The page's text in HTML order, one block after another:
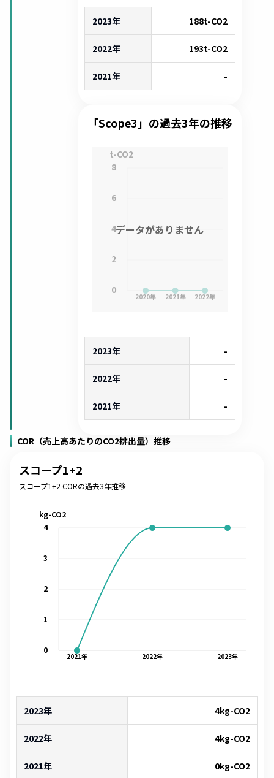
2023年 188t-CO2
2022年 193t-CO2
2021年 -
「Scope3」の過去3年の推移
2020年 2021年 2022年
0
2
4
6
8
t-CO2
データがありません
2023年 -
2022年 -
2021年 -
COR（売上高あたりのCO2排出量）推移
スコープ1+2
スコープ1+2 CORの過去3年推移
2021年 2022年 2023年
0
1
2
3
4
kg-CO2
2023年 4kg-CO2
2022年 4kg-CO2
2021年 0kg-CO2